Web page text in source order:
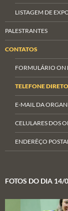
LISTAGEM DE
PALESTRANTES
CONTATOS
FORMULÁRIO ON
TELEFONE
E-MAIL DA
CELULARES DOS
ENDERÊÇO
FOTOS DO DIA 14/